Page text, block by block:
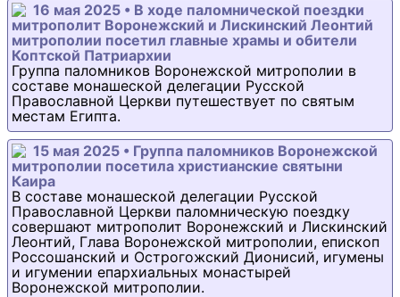
16 мая 2025 • В ходе паломнической поездки
митрополит Воронежский и Лискинский Леонтий
митрополии посетил главные храмы и обители
Коптской Патриархии
Группа паломников Воронежской митрополии в
составе монашеской делегации Русской
Православной Церкви путешествует по святым
местам Египта.
15 мая 2025 • Группа паломников Воронежской
митрополии посетила христианские святыни
Каира
В составе монашеской делегации Русской
Православной Церкви паломническую поездку
совершают митрополит Воронежский и Лискинский
Леонтий, Глава Воронежской митрополии, епископ
Россошанский и Острогожский Дионисий, игумены
и игумении епархиальных монастырей
Воронежской митрополии.